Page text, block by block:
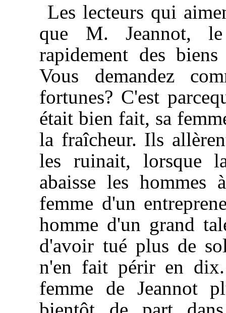
Les lecteurs qui
que M. Jeannot,
rapidement des
Vous demandez
fortunes? C'est
était bien fait, sa
la fraîcheur. Ils
les ruinait, lorsque
abaisse les
femme d'un
homme d'un grand
d'avoir tué plus de
n'en fait périr en
femme de Jeannot